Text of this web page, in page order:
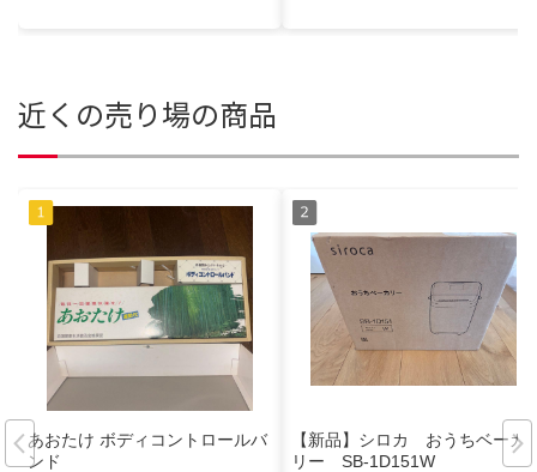
近くの売り場の商品
あおたけ ボディコントロールバ
ンド
【新品】シロカ おうちベーカ
リー SB-1D151W